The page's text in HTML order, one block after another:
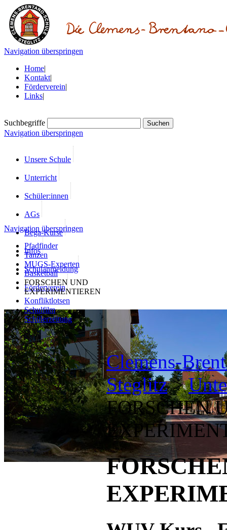
Navigation überspringen
Home|
Kontakt|
Förderverein|
Links|
Suchbegriffe
Navigation überspringen
Unsere Schule
Unterricht
Schüler:innen
AGs
Bega-Kurse
Infos
Schulanmeldung
Förderverein
Navigation überspringen
Pfadfinder
Tanzen
MUGS-Experten
Basketball
FORSCHEN UND
EXPERIMENTIEREN
Konfliktlotsen
Schulfilm
Schülerzeitung
Clemens-
Steglitz>
FORSCHEN